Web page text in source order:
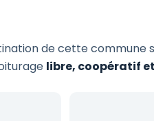
de cette commune
libre, coopératif